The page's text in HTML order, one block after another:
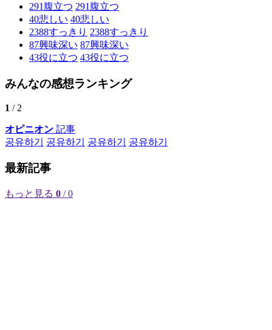
291 腹立つ 291 腹立つ
40悲しい 40悲しい
2388すっきり 2388すっきり
87興味深い 87興味深い
43役に立つ 43役に立つ
みんなの感想ランキング
1 / 2
オピニオン 記事
공유하기
공유하기 공유하기 공유하기
最新記事
もっと見る 0 / 0